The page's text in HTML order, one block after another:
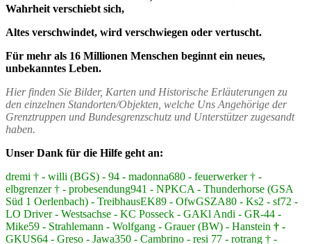
Wahrheit verschiebt sich,
Altes verschwindet, wird verschwiegen oder vertuscht.
Für mehr als 16 Millionen Menschen beginnt ein neues,
unbekanntes Leben.
Hier finden Sie Bilder, Karten und Historische Erläuterungen zu
den einzelnen Standorten/Objekten, welche Uns Angehörige der
Grenztruppen und Bundesgrenzschutz und Unterstützer zugesandt
haben.
Unser Dank für die Hilfe geht an:
dremi † - willi (BGS) - 94 - madonna680 - feuerwerker † -
elbgrenzer † - probesendung941 - NPKCA - Thunderhorse (GSA
Süd 1 Oerlenbach) - TreibhausEK89 - OfwGSZA80 - Ks2 - sf72 -
LO Driver - Westsachse - KC Posseck - GAKl Andi - GR-44 -
Mike59 - Strahlemann - Wolfgang - Grauer (BW) - Hanstein † -
GKUS64 - Greso - Jawa350 - Cambrino - resi 77 - rotrang † -